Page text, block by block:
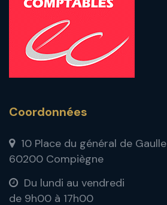
Coordonnées
10 Place du général de Gaulle
60200 Compiègne
Du lundi au vendredi
de 9h00 à 17h00